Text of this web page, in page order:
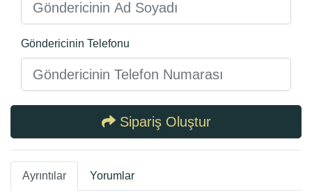
Göndericinin Telefonu
Sipariş Oluştur
Ayrıntılar
Yorumlar